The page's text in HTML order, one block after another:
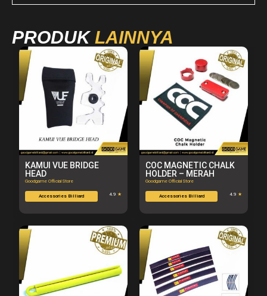
PRODUK LAINNYA
KAMUI VUE BRIDGE
HEAD
Goodgame Official Store
Accessories Billiard 4.9 ★
COC MAGNETIC CHALK
HOLDER – MERAH
Goodgame Official Store
Accessories Billiard 4.9 ★